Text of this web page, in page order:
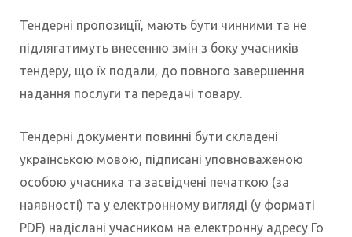
Тендерні пропозиції, мають бути чинними та не
підлягатимуть внесенню змін з боку учасників
тендеру, що їх подали, до повного завершення
надання послуги та передачі товару.
Тендерні документи повинні бути складені
українською мовою, підписані уповноваженою
особою учасника та засвідчені печаткою (за
наявності) та у електронному вигляді (у форматі
PDF) надіслані учасником на електронну адресу Го